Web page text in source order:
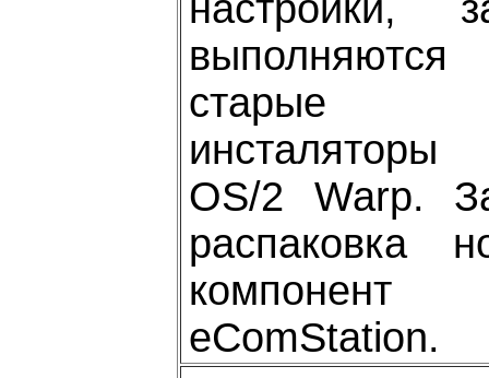
выполняются
старые
инсталяторы
OS/2 Warp.
распаковка
компонент
eComStation.